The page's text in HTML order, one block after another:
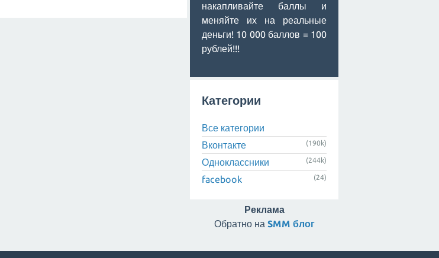
накапливайте баллы и
меняйте их на реальные
деньги! 10 000 баллов = 100
рублей!!!
Категории
Все категории
Вконтакте
(190k)
Одноклассники (244k)
facebook (24)
Реклама
Обратно на SMM блог